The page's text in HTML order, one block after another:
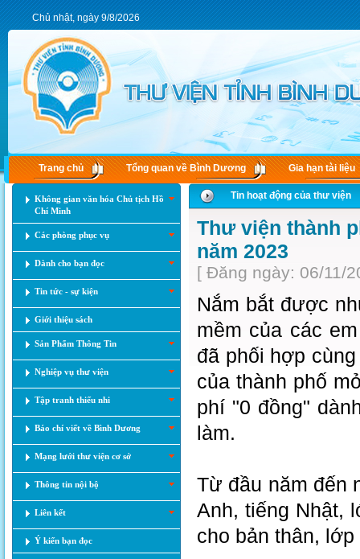
Chủ nhật, ngày 9/8/2026
Trang chủ Tổng quan về Bình Dương Gia hạn tài liệu
Không gian văn hóa Chủ tịch Hồ
Chí Minh
Các phòng phục vụ
Dành cho bạn đọc
Tin tức - sự kiện
Giới thiệu sách
Sản Phẩm Thông Tin
Nghiệp vụ thư viện
Tập tranh thiếu nhi
Báo chí viết về Bình Dương
Mạng lưới thư viện cơ sở
Thông tin nội bộ
Liên kết
Ý kiến bạn đọc
Tin hoạt động của thư viện
Thư viện thành
năm 2023
[ Đăng ngày: 06/11/
Nắm bắt được
mềm của các
đã phối hợp
của thành phố
phí "0 đồng"
làm.
Từ đầu năm đến
Anh, tiếng Nhật,
cho bản thân,